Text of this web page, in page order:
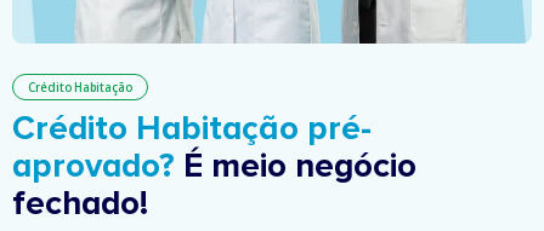
Crédito Habitação
Crédito Habitação pré-
aprovado? É meio negócio
fechado!